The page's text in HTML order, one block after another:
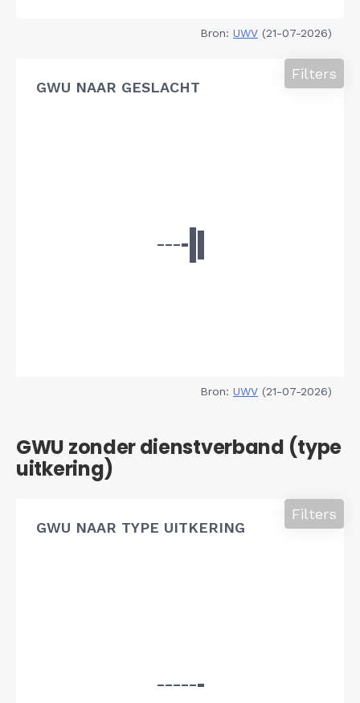
Bron: UWV (21-07-2026)
GWU NAAR GESLACHT
Filters
Bron: UWV (21-07-2026)
GWU zonder dienstverband (type
uitkering)
GWU NAAR TYPE UITKERING
Filters